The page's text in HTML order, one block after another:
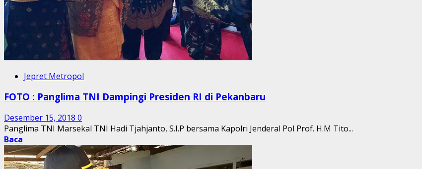
Jepret Metropol
FOTO : Panglima TNI Dampingi Presiden RI di Pekanbaru
Desember 15, 2018 0
Panglima TNI Marsekal TNI Hadi Tjahjanto, S.I.P bersama Kapolri Jenderal Pol Prof. H.M Tito...
Baca